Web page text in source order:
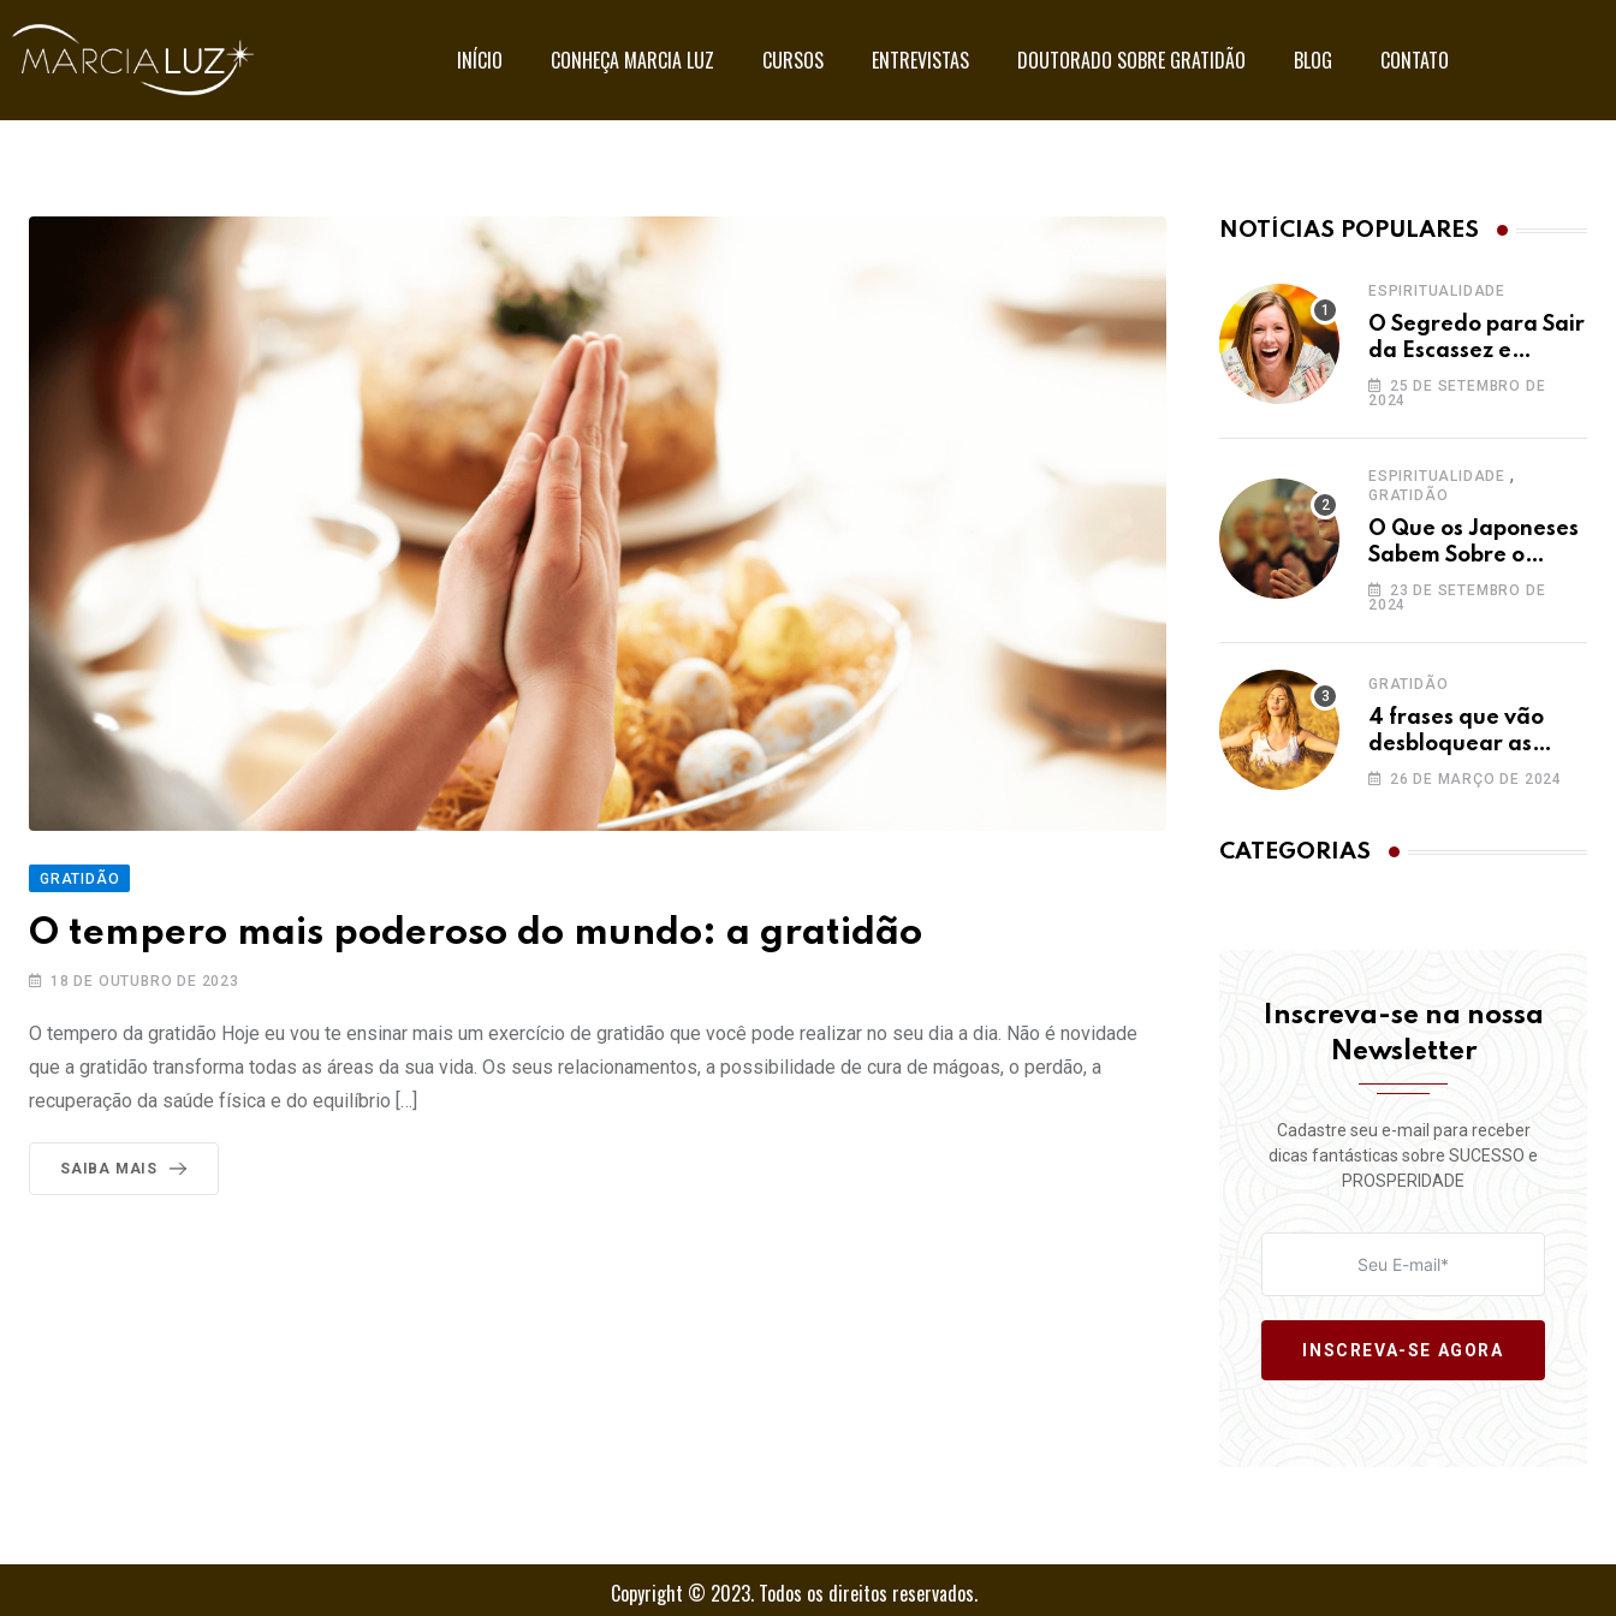
INÍCIO CONHEÇA MARCIA LUZ CURSOS ENTREVISTAS DOUTORADO SOBRE GRATIDÃO BLOG CONTATO
GRATIDÃO
O tempero mais poderoso do mundo: a gratidão
18 DE OUTUBRO DE 2023
O tempero da gratidão Hoje eu vou te ensinar mais um exercício de gratidão que você pode realizar no seu dia a dia. Não é novidade
que a gratidão transforma todas as áreas da sua vida. Os seus relacionamentos, a possibilidade de cura de mágoas, o perdão, a
recuperação da saúde física e do equilíbrio […]
SAIBA MAIS
NOTÍCIAS POPULARES
ESPIRITUALIDADE
O Segredo para Sair
da Escassez e
Acessar a
Abundância:
25 DE SETEMBRO DE
2024
ESPIRITUALIDADE ,
GRATIDÃO
O Que os Japoneses
Sabem Sobre o
Ho’oponopono e
Você Não
23 DE SETEMBRO DE
2024
GRATIDÃO
4 frases que vão
desbloquear as
bênçãos na sua vida
26 DE MARÇO DE 2024
CATEGORIAS
Inscreva-se na nossa
Newsletter
Cadastre seu e-mail para receber
dicas fantásticas sobre SUCESSO e
PROSPERIDADE
INSCREVA-SE AGORA
Copyright © 2023. Todos os direitos reservados.